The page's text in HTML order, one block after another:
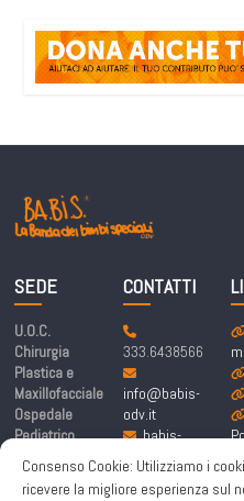
Consenso Cookie: Utilizziamo i
ricevere la migliore esperienza sul
SEDE
U.O.C.
Chirurgia
Plastica e
Maxillofacciale
Ospedale
Pediatrico
Piazza
CONTATTI
333.6438566
info@babis-
odv.it
babis-
bispeciali@pe